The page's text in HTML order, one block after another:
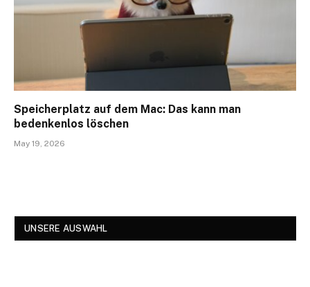
Speicherplatz auf dem Mac: Das kann man
bedenkenlos löschen
May 19, 2026
UNSERE AUSWAHL